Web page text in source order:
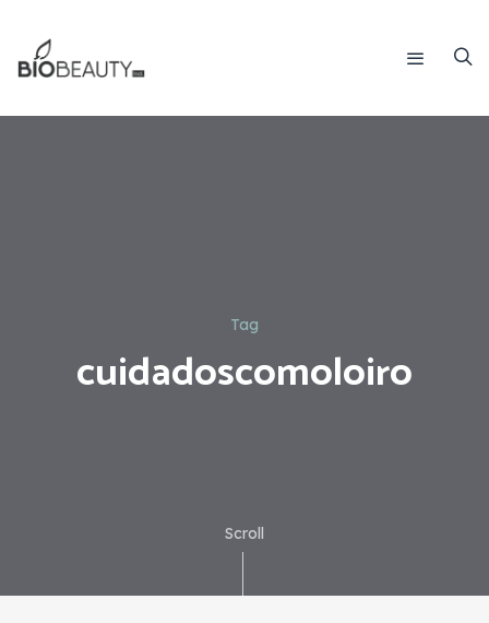
Tag
cuidadoscomoloiro
Scroll